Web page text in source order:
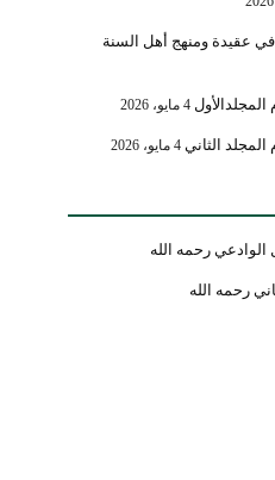
في عقيدة ومنهج أهل السنة
المجلدالأول 4 مايو، 2026
المجلد الثاني 4 مايو، 2026
الوادعي رحمه الله
رحمه الله